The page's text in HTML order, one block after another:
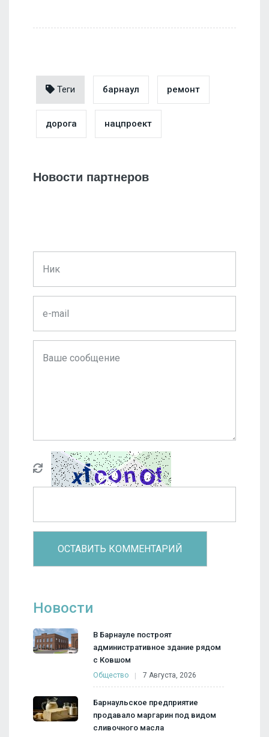
Теги барнаул ремонт
дорога нацпроект
Новости партнеров
Новости
В Барнауле построят
административное здание рядом
с Ковшом
Общество 7 Августа, 2026
Барнаульское предприятие
продавало маргарин под видом
сливочного масла